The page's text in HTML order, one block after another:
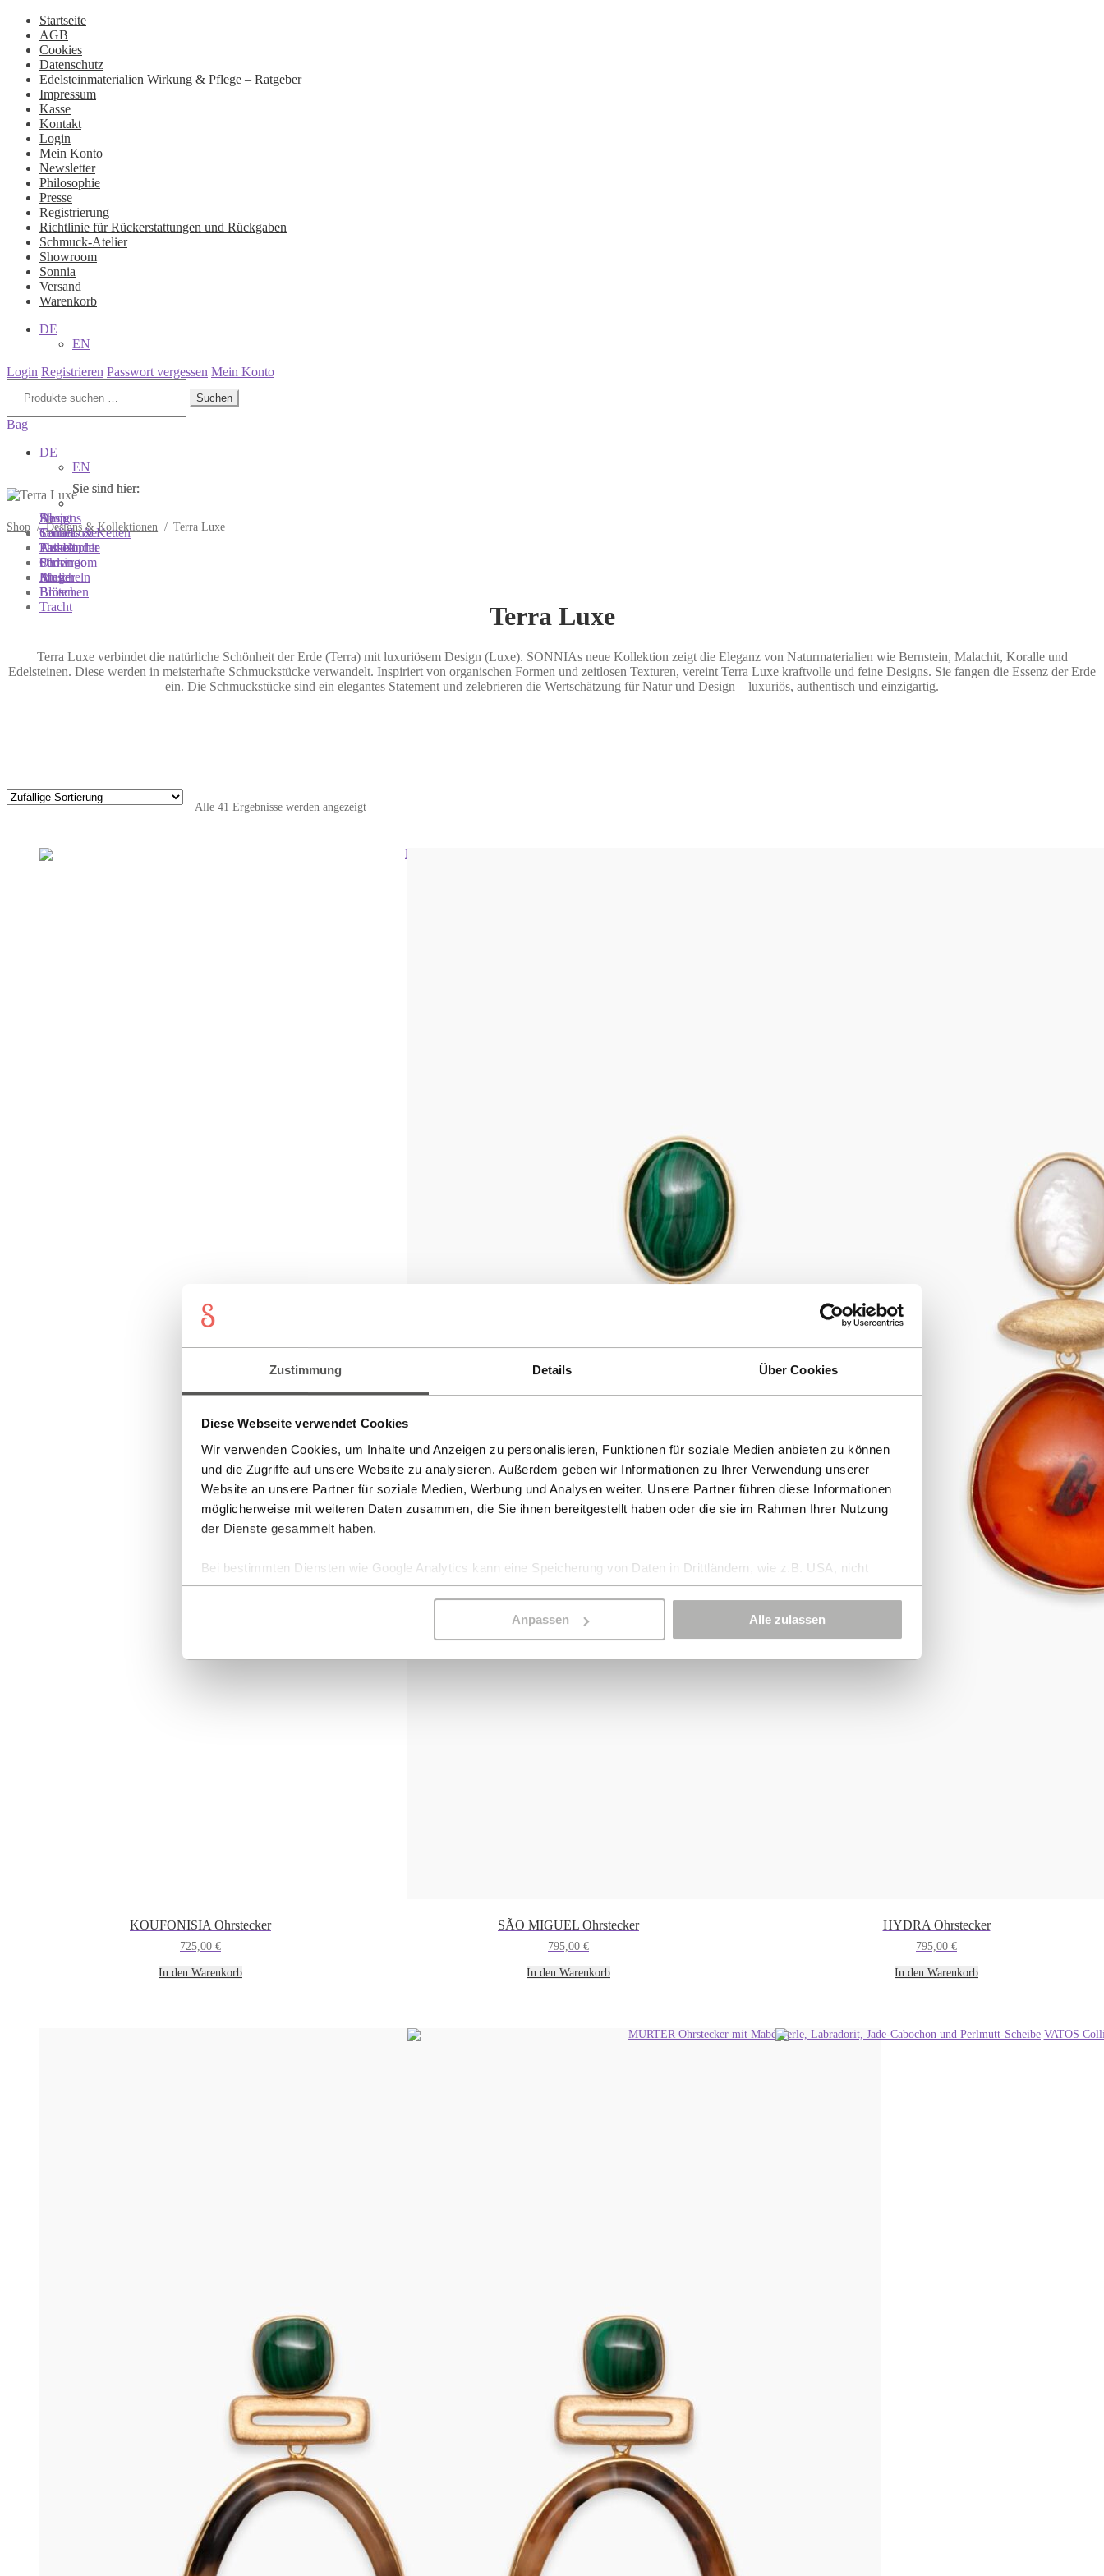
Zustimmung Details Über Cookies
Diese Webseite verwendet Cookies
Wir verwenden Cookies, um Inhalte und Anzeigen zu personalisieren, Funktionen für soziale Medien anbieten zu können
und die Zugriffe auf unsere Website zu analysieren. Außerdem geben wir Informationen zu Ihrer Verwendung unserer
Website an unsere Partner für soziale Medien, Werbung und Analysen weiter. Unsere Partner führen diese Informationen
möglicherweise mit weiteren Daten zusammen, die Sie ihnen bereitgestellt haben oder die sie im Rahmen Ihrer Nutzung
der Dienste gesammelt haben.
Bei bestimmten Diensten wie Google Analytics kann eine Speicherung von Daten in Drittländern, wie z.B. USA, nicht
ausgeschlossen werden.
Anpassen Alle zulassen
Startseite
AGB
Cookies
Datenschutz
Edelsteinmaterialien Wirkung & Pflege – Ratgeber
Impressum
Kasse
Kontakt
Login
Mein Konto
Newsletter
Philosophie
Presse
Registrierung
Richtlinie für Rückerstattungen und Rückgaben
Schmuck-Atelier
Showroom
Sonnia
Versand
Warenkorb
DE
EN
Login Registrieren Passwort vergessen Mein Konto
nach:
Suchen
Bag
DE
EN
Shop / Designs & Kollektionen / Terra Luxe
Terra Luxe
Terra Luxe verbindet die natürliche Schönheit der Erde (Terra) mit luxuriösem Design (Luxe). SONNIAs neue Kollektion zeigt die Eleganz von Naturmaterialien wie Bernstein, Malachit, Koralle und
Edelsteinen. Diese werden in meisterhafte Schmuckstücke verwandelt. Inspiriert von organischen Formen und zeitlosen Texturen, vereint Terra Luxe kraftvolle und feine Designs. Sie fangen die Essenz der Erde
ein. Die Schmuckstücke sind ein elegantes Statement und zelebrieren die Wertschätzung für Natur und Design – luxuriös, authentisch und einzigartig.
Alle 41 Ergebnisse werden angezeigt
KOUFONISIA Ohrstecker
725,00 €
In den Warenkorb
SÃO MIGUEL Ohrstecker
795,00 €
In den Warenkorb
HYDRA Ohrstecker
795,00 €
In den Warenkorb
Sie sind hier:
Shop
Colliers & Ketten
Armbänder
Ohrringe
Ringe
Broschen
Sie sind hier:
Designs
Terra Luxe
Tasseln
Perlen
Muscheln
Blüten
Tracht
Sie sind hier:
About
Sonnia
Philosophie
Showroom
Atelier